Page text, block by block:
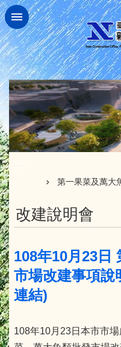
跳到主要內容區塊
第一果菜及萬大
改建說明會
108年10月23日
市場改建事項說
連結)
108年10月23日本市市